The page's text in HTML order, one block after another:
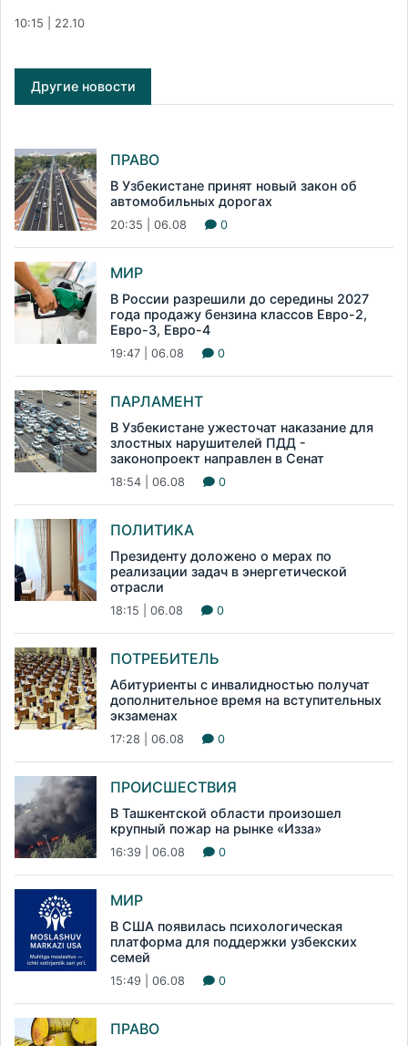
10:15 | 22.10
Другие новости
ПРАВО
В Узбекистане принят новый закон об
автомобильных дорогах
20:35 | 06.08 0
МИР
В России разрешили до середины 2027
года продажу бензина классов Евро-2,
Евро-3, Евро-4
19:47 | 06.08 0
ПАРЛАМЕНТ
В Узбекистане ужесточат наказание для
злостных нарушителей ПДД -
законопроект направлен в Сенат
18:54 | 06.08 0
ПОЛИТИКА
Президенту доложено о мерах по
реализации задач в энергетической
отрасли
18:15 | 06.08 0
ПОТРЕБИТЕЛЬ
Абитуриенты с инвалидностью получат
дополнительное время на вступительных
экзаменах
17:28 | 06.08 0
ПРОИСШЕСТВИЯ
В Ташкентской области произошел
крупный пожар на рынке «Изза»
16:39 | 06.08 0
МИР
В США появилась психологическая
платформа для поддержки узбекских
семей
15:49 | 06.08 0
ПРАВО